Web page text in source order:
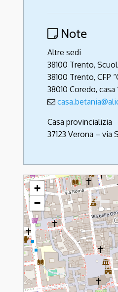
Note
Altre sedi
38100 Trento,
38100 Trento, CFP
38010 Coredo,
Casa provincializia
37123 Verona – via
Canossiane
+
−